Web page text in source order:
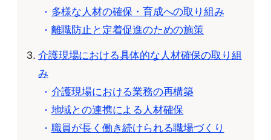
多様な人材の確保・育成への取り組み
離職防止と定着促進のための施策
介護現場における具体的な人材確保の取り組
み
介護現場における業務の再構築
地域との連携による人材確保
職員が長く働き続けられる職場づくり